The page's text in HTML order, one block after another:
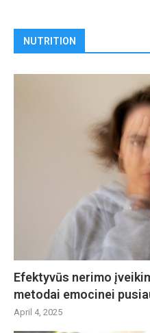
NUTRITION
Efektyvūs nerimo
metodai emocinei
April 4, 2025